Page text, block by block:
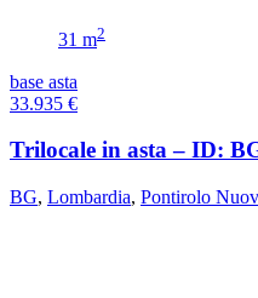
31 m2
base asta
33.935 €
Trilocale in asta – ID:
BG, Lombardia, Pontirolo